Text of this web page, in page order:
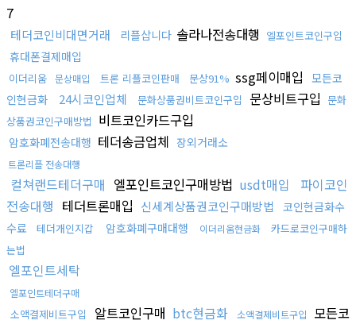
7
테더코인비대면거래 리플삽니다 솔라나전송대행 엘포인트코인구입
휴대폰결제매입
이더리움 문상매입 트론 리플코인판매 문상91% ssg페이매입 모든코
인현금화
24시코인업체 문화상품권비트코인구입 문상비트구입 문화
상품권코인구매방법 비트코인카드구입
암호화폐전송대행 테더송금업체 장외거래소
트론리플 전송대행
컬쳐랜드테더구매 엘포인트코인구매방법 usdt매입
파이코인
전송대행 테더트론매입 신세계상품권코인구매방법 코인현금화수
수료
테더개인지갑 암호화폐구매대행 이더리움현금화
카드로코인구매하
는법
엘포인트세탁
엘포인트테더구매
소액결제비트구입 알트코인구매 btc현금화 소액결제비트구입
모든코